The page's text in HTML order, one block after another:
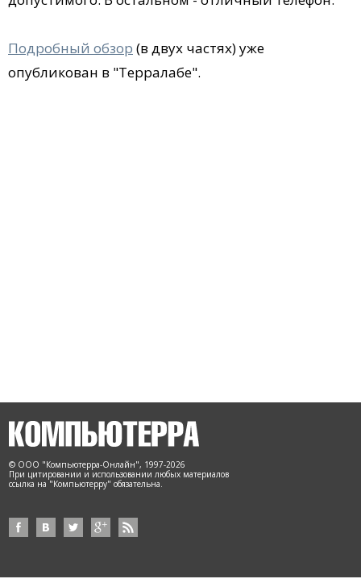
Подробный обзор (в двух частях) уже
опубликован в "Терралабе".
© ООО "Компьютерра-Онлайн", 1997-2026
При цитировании и использовании любых материалов
ссылка на "Компьютерру" обязательна.